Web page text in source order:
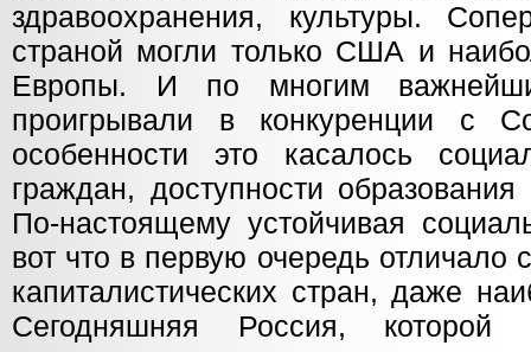
здравоохранения, культуры.
страной могли только США и
Европы. И по многим
проигрывали в конкуренции с
особенности это касалось
граждан, доступности
По-настоящему устойчивая
вот что в первую очередь отличало
капиталистических стран, даже
Сегодняшняя Россия, которой